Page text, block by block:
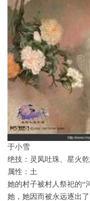
于小雪
绝技：灵凤吐珠、星火
属性：土
她的村子被村人祭祀的“
她，她因而被永远逐出